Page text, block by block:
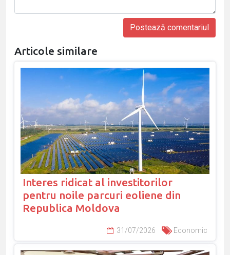
Articole similare
Interes ridicat al investitorilor
pentru noile parcuri eoliene din
Republica Moldova
31/07/2026 Economic